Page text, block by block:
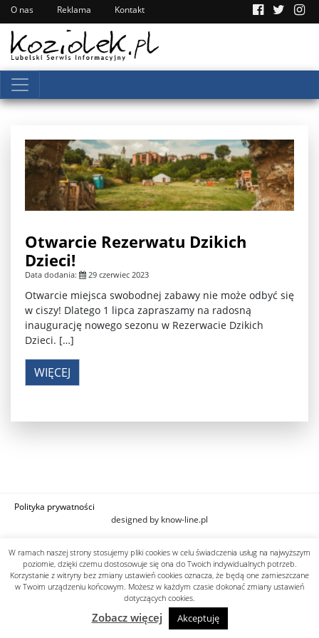
O nas Reklama Kontakt
Otwarcie Rezerwatu Dzikich
Dzieci!
Data dodania: 29 czerwiec 2023
Otwarcie miejsca swobodnej zabawy nie może odbyć się
w ciszy! Dlatego 1 lipca zapraszamy na radosną
inaugurację nowego sezonu w Rezerwacie Dzikich
Dzieci. […]
WIĘCEJ
Polityka prywatności
designed by know-line.pl
W ramach naszej strony stosujemy pliki cookies w celu świadczenia usług na najwyższym
poziomie, dzięki czemu dostosowuje się ona do Twoich indywidualnych potrzeb.
Korzystanie z witryny bez zmiany ustawień cookies oznacza, że będą one zamieszczane
w Twoim urządzeniu końcowym. Możesz w każdym czasie dokonać zmiany ustawień
dotyczących cookies.
Zobacz więcej Akceptuję